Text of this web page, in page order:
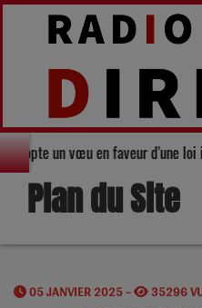
adopte un vœu en faveur
Plan du Site
05 JANVIER 2025 - 35296